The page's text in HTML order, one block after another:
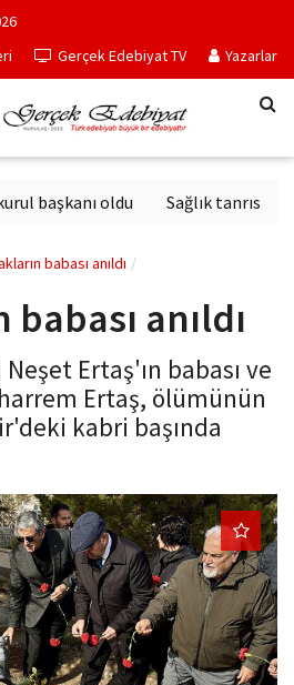
Gerçek Edebiyat TV Yazarlar
başkanı oldu Sağlık
babası anıldı
anıldı
Ertaş'ın babası ve
Ertaş, ölümünün
kabri başında